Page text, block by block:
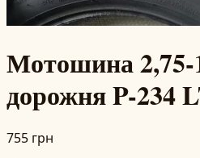
Мотошина
дорожня P-234
755 грн